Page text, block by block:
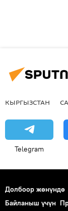
КЫРГЫЗСТАН
Telegram
Долбоор жөнүндө
Байланыш үчүн